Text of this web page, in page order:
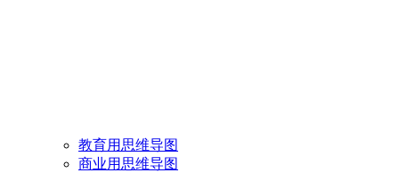
教育用思维导图
商业用思维导图